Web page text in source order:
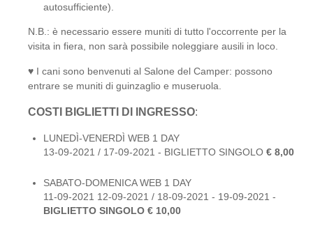
autosufficiente).
N.B.: è necessario essere muniti di tutto l'occorrente per la
visita in fiera, non sarà possibile noleggiare ausili in loco.
♥ I cani sono benvenuti al Salone del Camper: possono
entrare se muniti di guinzaglio e museruola.
COSTI BIGLIETTI DI INGRESSO:
LUNEDÌ-VENERDÌ WEB 1 DAY
13-09-2021 / 17-09-2021 - BIGLIETTO SINGOLO€ 8,00
SABATO-DOMENICA WEB 1 DAY
11-09-2021 12-09-2021 / 18-09-2021 - 19-09-2021 -
BIGLIETTO SINGOLO € 10,00